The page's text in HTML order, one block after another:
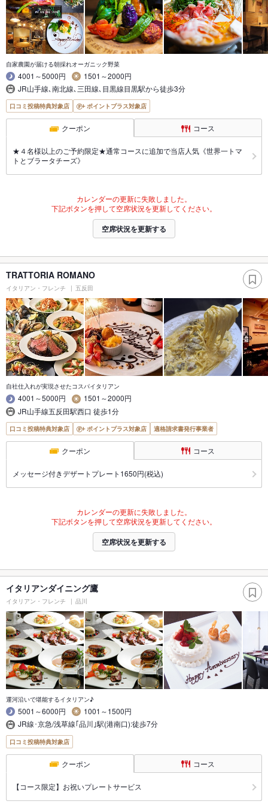
自家農園が届ける朝採れオーガニック野菜
4001～5000円
1501～2000円
JR山手線､南北線､三田線､目黒線目黒駅から徒歩3分
口コミ投稿特典対象店 ポイントプラス対象店
クーポン コース
★４名様以上のご予約限定★通常コースに追加で当店人気《世界一トマ
トとブラータチーズ》
カレンダーの更新に失敗しました。
下記ボタンを押して空席状況を更新してください。
空席状況を更新する
TRATTORIA ROMANO
イタリアン・フレンチ 五反田
自社仕入れが実現させたコスパイタリアン
4001～5000円
1501～2000円
JR山手線五反田駅西口 徒歩1分
口コミ投稿特典対象店 ポイントプラス対象店 適格請求書発行事業者
クーポン コース
メッセージ付きデザートプレート1650円(税込)
カレンダーの更新に失敗しました。
下記ボタンを押して空席状況を更新してください。
空席状況を更新する
イタリアンダイニング鷹
イタリアン・フレンチ 品川
運河沿いで堪能するイタリアン♪
5001～6000円
1001～1500円
JR線･京急/浅草線｢品川｣駅(港南口):徒歩7分
口コミ投稿特典対象店
クーポン コース
【コース限定】お祝いプレートサービス